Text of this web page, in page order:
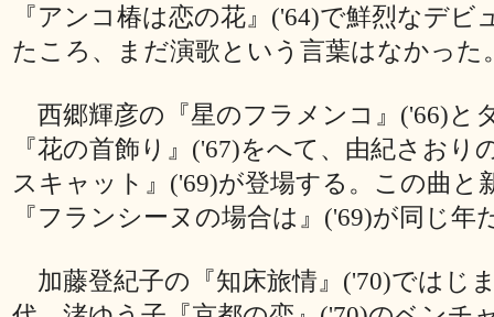
『アンコ椿は恋の花』('64)で鮮烈なデビ
たころ、まだ演歌という言葉はなかった
西郷輝彦の『星のフラメンコ』('66)と
『花の首飾り』('67)をへて、由紀さおり
スキャット』('69)が登場する。この曲と
『フランシーヌの場合は』('69)が同じ年
加藤登紀子の『知床旅情』('70)ではじ